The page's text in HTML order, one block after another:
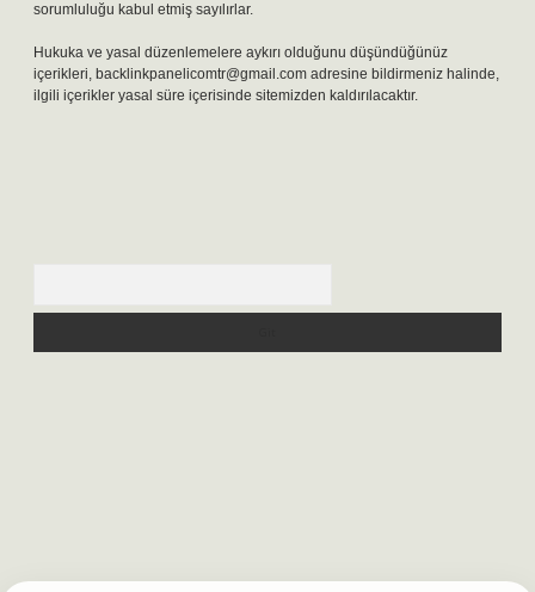
sorumluluğu kabul etmiş sayılırlar.
Hukuka ve yasal düzenlemelere aykırı olduğunu düşündüğünüz
içerikleri, backlinkpanelicomtr@gmail.com adresine bildirmeniz halinde,
ilgili içerikler yasal süre içerisinde sitemizden kaldırılacaktır.